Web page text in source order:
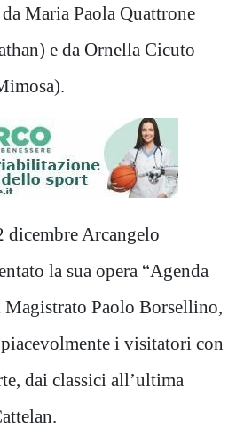
Maria Paola Quattrone
e da Ornella Cicuto
dicembre Arcangelo
la sua opera “Agenda
Magistrato Paolo Borsellino,
i visitatori con
dai classici all’ultima